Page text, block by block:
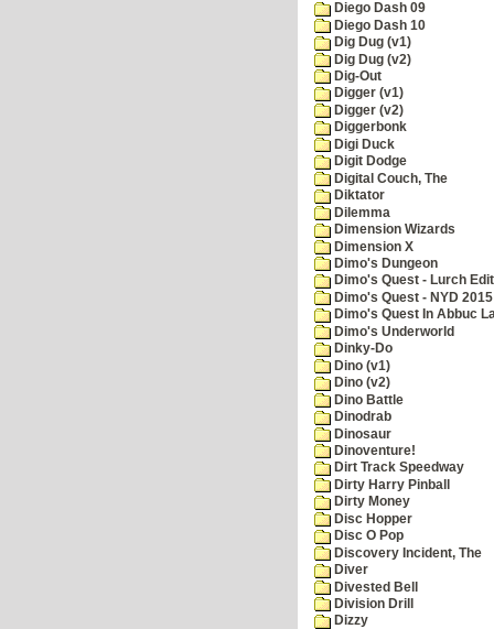
Diego Dash 09
Diego Dash 10
Dig Dug (v1)
Dig Dug (v2)
Dig-Out
Digger (v1)
Digger (v2)
Diggerbonk
Digi Duck
Digit Dodge
Digital Couch, The
Diktator
Dilemma
Dimension Wizards
Dimension X
Dimo's Dungeon
Dimo's Quest - Lurch
Dimo's Quest - NYD
Dimo's Quest In Abbuc
Dimo's Underworld
Dinky-Do
Dino (v1)
Dino (v2)
Dino Battle
Dinodrab
Dinosaur
Dinoventure!
Dirt Track Speedway
Dirty Harry Pinball
Dirty Money
Disc Hopper
Disc O Pop
Discovery Incident, The
Diver
Divested Bell
Division Drill
Dizzy